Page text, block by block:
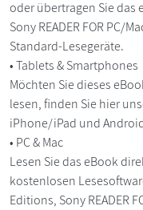
oder übertragen Sie das
Sony READER FOR PC/
Standard-Lesegeräte.
• Tablets & Smartphones
Möchten Sie dieses
lesen, finden Sie hier
iPhone/iPad und
• PC & Mac
Lesen Sie das eBook
kostenlosen
Editions, Sony READER